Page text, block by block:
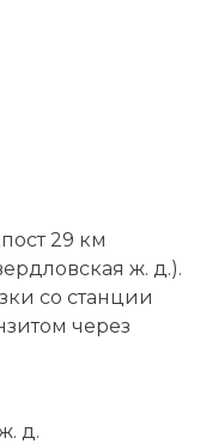
29 км
ж. д.).
со станции
через
д.